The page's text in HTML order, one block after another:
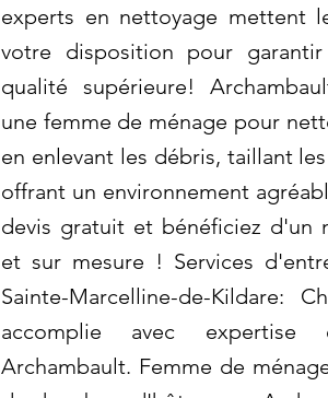
experts en nettoyage mettent
votre disposition pour
qualité supérieure!
une femme de ménage pour
en enlevant les débris, taillant
offrant un environnement
devis gratuit et bénéficiez d'un
et sur mesure ! Services
Sainte-Marcelline-de-Kildare:
accomplie avec
Archambault. Femme de